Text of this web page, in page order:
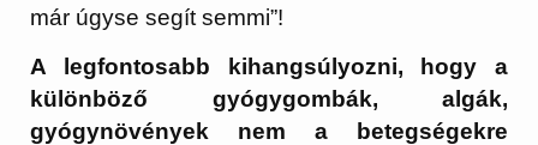
már úgyse segít semmi”!
A legfontosabb kihangsúlyozni, hogy a
különböző gyógygombák, algák,
gyógynövények nem a betegségekre